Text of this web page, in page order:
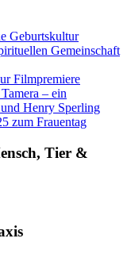
Geburtskultur
Gemeinschaft
Filmpremiere
– ein
Henry Sperling
zum Frauentag
Tier &